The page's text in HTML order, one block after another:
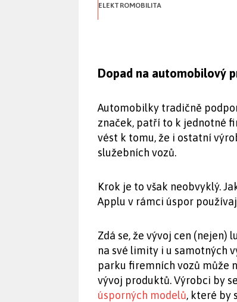
ELEKTROMOBILITA
Dopad na automobilový
Automobilky tradičně
značek, patří to k jednotné
vést k tomu, že i ostatní
služebních vozů.
Krok je to však neobvyklý.
Applu v rámci úspor
Zdá se, že vývoj cen (nejen)
na své limity i u samotných
parku firemních vozů může
vývoj produktů. Výrobci by
úsporných modelů, které by